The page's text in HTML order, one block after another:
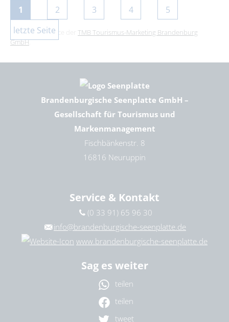
1 2 3 4
5
letzte Seite
Dies ist ein Service der TMB Tourismus-Marketing Brandenburg
GmbH.
Brandenburgische Seenplatte GmbH –
Gesellschaft für Tourismus und
Markenmanagement
Fischbänkenstr. 8
16816 Neuruppin
Service & Kontakt
(0 33 91) 65 96 30
info@brandenburgische-seenplatte.de
www.brandenburgische-seenplatte.de
Sag es weiter
teilen
teilen
tweet